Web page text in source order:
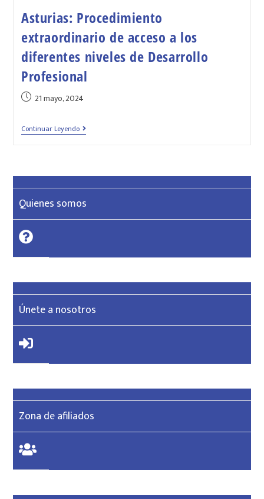
Asturias: Procedimiento
extraordinario de acceso a los
diferentes niveles de Desarrollo
Profesional
21 mayo, 2024
Continuar Leyendo
Quienes somos
Únete a nosotros
Zona de afiliados